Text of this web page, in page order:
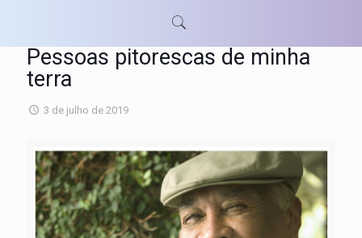
Pessoas pitorescas de minha
terra
3 de julho de 2019